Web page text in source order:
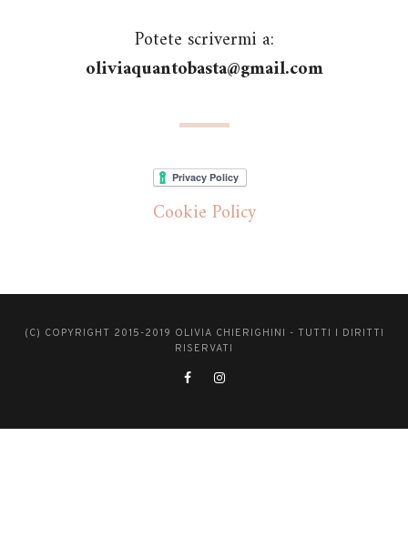
Potete scrivermi a:
oliviaquantobasta@gmail.com
Cookie Policy
(C) COPYRIGHT 2015-2019 OLIVIA CHIERIGHINI - TUTTI I DIRITTI
RISERVATI